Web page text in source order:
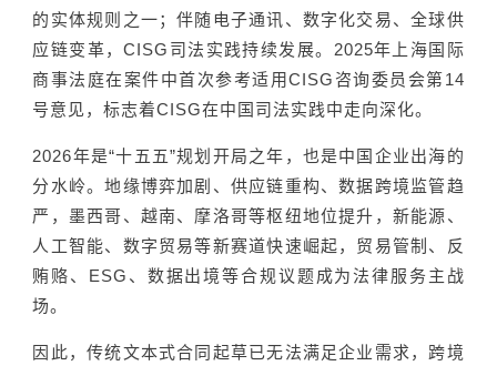
的实体规则之一；伴随电子通讯、数字化交易、全球供
应链变革，CISG司法实践持续发展。2025年上海国际
商事法庭在案件中首次参考适用CISG咨询委员会第14
号意见，标志着CISG在中国司法实践中走向深化。
2026年是“十五五”规划开局之年，也是中国企业出海的
分水岭。地缘博弈加剧、供应链重构、数据跨境监管趋
严，墨西哥、越南、摩洛哥等枢纽地位提升，新能源、
人工智能、数字贸易等新赛道快速崛起，贸易管制、反
贿赂、ESG、数据出境等合规议题成为法律服务主战
场。
因此，传统文本式合同起草已无法满足企业需求，跨境